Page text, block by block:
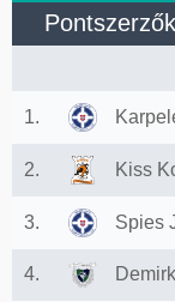
1.
2. Kiss
3. Spies
4.